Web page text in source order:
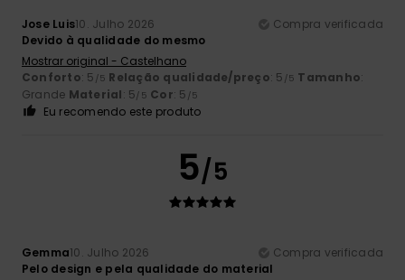
Jose Luis10. Julho 2026
Compra verificada
Devido à qualidade do mesmo
Mostrar original - Castelhano
Conforto: 5 /5 Relação qualidade/preço: 5 /5 Tamanho:
Grande Material: 5 /5 Cor: 5 /5
Eu recomendo este produto
5/5
Gemma10. Julho 2026
Compra verificada
Pelo design e pela qualidade do material